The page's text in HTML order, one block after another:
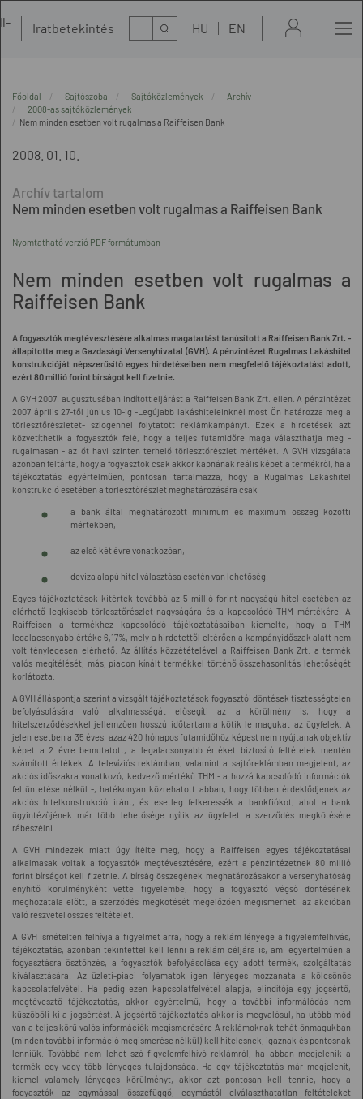
Iratbetekintés Kereső HU EN
Főoldal Sajtószoba Sajtóközlemények
Archív
2008-as sajtóközlemények
Nem minden esetben volt rugalmas a Raiffeisen Bank
2008. 01. 10.
Nem minden esetben volt rugalmas a Raiffeisen Bank
Nyomtatható verzió PDF formátumban
Nem minden esetben volt rugalmas a
Raiffeisen Bank
A fogyasztók megtévesztésére alkalmas magatartást tanúsított a Raiffeisen Bank Zrt. -
állapította meg a Gazdasági Versenyhivatal (GVH). A pénzintézet Rugalmas Lakáshitel
konstrukcióját népszerűsítő egyes hirdetéseiben nem megfelelő tájékoztatást adott,
ezért 80 millió forint bírságot kell fizetnie.
A GVH 2007. augusztusában indított eljárást a Raiffeisen Bank Zrt. ellen. A pénzintézet
2007 április 27-től június 10-ig -Legújabb lakáshiteleinknél most Ön határozza meg a
törlesztőrészletet- szlogennel folytatott reklámkampányt. Ezek a hirdetések azt
közvetíthetik a fogyasztók felé, hogy a teljes futamidőre maga választhatja meg -
rugalmasan - az őt havi szinten terhelő törlesztőrészlet mértékét. A GVH vizsgálata
azonban feltárta, hogy a fogyasztók csak akkor kapnának reális képet a termékről, ha a
tájékoztatás egyértelműen, pontosan tartalmazza, hogy a Rugalmas Lakáshitel
konstrukció esetében a törlesztőrészlet meghatározására csak
a bank által meghatározott minimum és maximum összeg közötti
mértékben,
az első két évre vonatkozóan,
deviza alapú hitel választása esetén van lehetőség.
Egyes tájékoztatások kitértek továbbá az 5 millió forint nagyságú hitel esetében az
elérhető legkisebb törlesztőrészlet nagyságára és a kapcsolódó THM mértékére. A
Raiffeisen a termékhez kapcsolódó tájékoztatásaiban kiemelte, hogy a THM
legalacsonyabb értéke 6,17%, mely a hirdetettől eltérően a kampányidőszak alatt nem
volt ténylegesen elérhető. Az állítás közzétételével a Raiffeisen Bank Zrt. a termék
valós megítélését, más, piacon kínált termékkel történő összehasonlítás lehetőségét
korlátozta.
A GVH álláspontja szerint a vizsgált tájékoztatások fogyasztói döntések tisztességtelen
befolyásolására való alkalmasságát elősegíti az a körülmény is, hogy a
hitelszerződésekkel jellemzően hosszú időtartamra kötik le magukat az ügyfelek. A
jelen esetben a 35 éves, azaz 420 hónapos futamidőhöz képest nem nyújtanak objektív
képet a 2 évre bemutatott, a legalacsonyabb értéket biztosító feltételek mentén
számított értékek. A televíziós reklámban, valamint a sajtóreklámban megjelent, az
akciós időszakra vonatkozó, kedvező mértékű THM - a hozzá kapcsolódó információk
feltüntetése nélkül -, hatékonyan közrehatott abban, hogy többen érdeklődjenek az
akciós hitelkonstrukció iránt, és esetleg felkeressék a bankfiókot, ahol a bank
ügyintézőjének már több lehetősége nyílik az ügyfelet a szerződés megkötésére
rábeszélni.
A GVH mindezek miatt úgy ítélte meg, hogy a Raiffeisen egyes tájékoztatásai
alkalmasak voltak a fogyasztók megtévesztésére, ezért a pénzintézetnek 80 millió
forint bírságot kell fizetnie. A bírság összegének meghatározásakor a versenyhatóság
enyhítő körülményként vette figyelembe, hogy a fogyasztó végső döntésének
meghozatala előtt, a szerződés megkötését megelőzően megismerheti az akcióban
való részvétel összes feltételét.
A GVH ismételten felhívja a figyelmet arra, hogy a reklám lényege a figyelemfelhívás,
tájékoztatás, azonban tekintettel kell lenni a reklám céljára is, ami egyértelműen a
fogyasztásra ösztönzés, a fogyasztók befolyásolása egy adott termék, szolgáltatás
kiválasztására. Az üzleti-piaci folyamatok igen lényeges mozzanata a kölcsönös
kapcsolatfelvétel. Ha pedig ezen kapcsolatfelvétel alapja, elindítója egy jogsértő,
megtévesztő tájékoztatás, akkor egyértelmű, hogy a további informálódás nem
küszöböli ki a jogsértést. A jogsértő tájékoztatás akkor is megvalósul, ha utóbb mód
van a teljes körű valós információk megismerésére A reklámoknak tehát önmagukban
(minden további információ megismerése nélkül) kell hitelesnek, igaznak és pontosnak
lenniük. Továbbá nem lehet szó figyelemfelhívó reklámról, ha abban megjelenik a
termék egy vagy több lényeges tulajdonsága. Ha egy tájékoztatás már megjelenít,
kiemel valamely lényeges körülményt, akkor azt pontosan kell tennie, hogy a
fogyasztók az egymással összefüggő, egymástól elválaszthatatlan feltételeket